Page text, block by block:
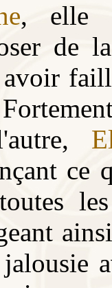
, elle
de
ce